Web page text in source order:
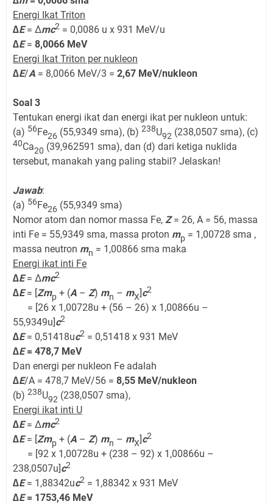
Energi Ikat Triton
∆E= Δmc2 = 0,0086 u x 931 MeV/u
∆E= 8,0066 MeV
Energi Ikat Triton per nukleon
∆E/A = 8,0066 MeV/3 = 2,67 MeV/nukleon
Soal 3
Tentukan energi ikat dan energi ikat per nukleon untuk:
(a) 56Fe26 (55,9349 sma), (b) 238U92 (238,0507 sma), (c)
40Ca20 (39,962591 sma), dan (d) dari ketiga nuklida
tersebut, manakah yang paling stabil? Jelaskan!
Jawab:
(a) 56Fe26 (55,9349 sma)
Nomor atom dan nomor massa Fe, Z= 26, A = 56, massa
inti Fe = 55,9349 sma, massa proton mp = 1,00728 sma ,
massa neutron mn = 1,00866 sma maka
Energi ikat inti Fe
∆E= Δmc2
∆E= [Zmp + (A – Z) mn – mX]c2
= [26 x 1,00728u + (56 – 26) x 1,00866u –
55,9349u]c2
∆E= 0,51418uc2 = 0,51418 x 931 MeV
∆E= 478,7 MeV
Dan energi per nukleon Fe adalah
∆E/A = 478,7 MeV/56 = 8,55 MeV/nukleon
(b) 238U92 (238,0507 sma),
Energi ikat inti U
∆E= Δmc2
∆E= [Zmp + (A – Z) mn – mX]c2
= [92 x 1,00728u + (238 – 92) x 1,00866u –
238,0507u]c2
∆E= 1,88342uc2 = 1,88342 x 931 MeV
∆E= 1753,46 MeV